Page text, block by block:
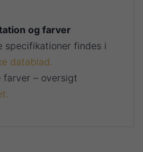
og farver
specifikationer findes i
datablad.
farver – oversigt